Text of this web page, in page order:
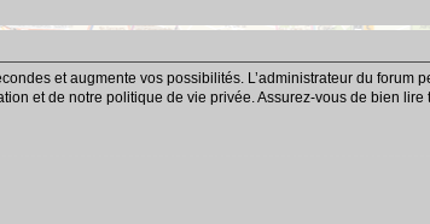
et augmente vos possibilités. L’administrateur du
et de notre politique de vie privée. Assurez-vous de bien